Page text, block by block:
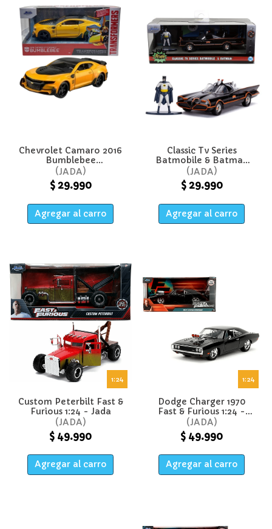
Chevrolet Camaro 2016
Bumblebee
Transformer 1:32 - Jada
JADA
$ 29.990
Agregar al carro
Classic Tv Series
Batmobile & Batman
1:32 - Jada
JADA
$ 29.990
Agregar al carro
1:24
Custom Peterbilt Fast &
Furious 1:24 - Jada
JADA
$ 49.990
Agregar al carro
1:24
Dodge Charger 1970
Fast & Furious 1:24 -
Jada
JADA
$ 49.990
Agregar al carro